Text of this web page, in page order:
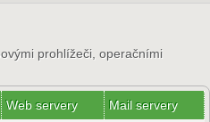
prohlížeči, operačními
Web servery Mail servery